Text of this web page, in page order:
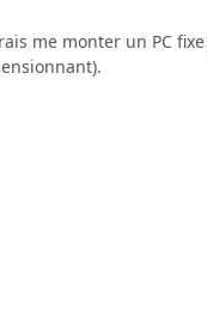
me monter un PC